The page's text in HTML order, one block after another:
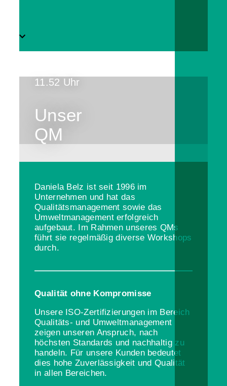
11.52 Uhr
Unser
QM
Daniela Belz ist seit 1996 im
Unternehmen und hat das
Qualitätsmanagement sowie das
Umweltmanagement erfolgreich
aufgebaut. Im Rahmen unseres QMs
führt sie regelmäßig diverse Workshops
durch.
Qualität ohne Kompromisse
Unsere ISO-Zertifizierungen im Bereich
Qualitäts- und Umweltmanagement
zeigen unseren Anspruch, nach
höchsten Standards und nachhaltig zu
handeln. Für unsere Kunden bedeutet
dies hohe Zuverlässigkeit und Qualität
in allen Bereichen.